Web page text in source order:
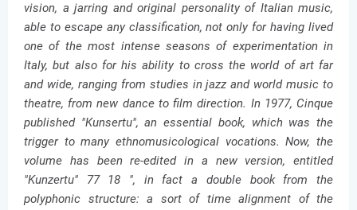
vision, a jarring and original personality of Italian music,
able to escape any classification, not only for having lived
one of the most intense seasons of experimentation in
Italy, but also for his ability to cross the world of art far
and wide, ranging from studies in jazz and world music to
theatre, from new dance to film direction. In 1977, Cinque
published "Kunsertu", an essential book, which was the
trigger to many ethnomusicological vocations. Now, the
volume has been re-edited in a new version, entitled
"Kunzertu" 77 18 ", in fact a double book from the
polyphonic structure: a sort of time alignment of the